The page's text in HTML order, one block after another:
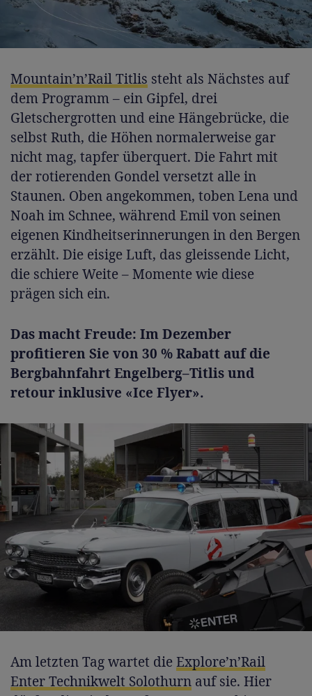
Mountain’n’Rail Titlis steht als Nächstes auf
dem Programm – ein Gipfel, drei
Gletschergrotten und eine Hängebrücke, die
selbst Ruth, die Höhen normalerweise gar
nicht mag, tapfer überquert. Die Fahrt mit
der rotierenden Gondel versetzt alle in
Staunen. Oben angekommen, toben Lena und
Noah im Schnee, während Emil von seinen
eigenen Kindheitserinnerungen in den Bergen
erzählt. Die eisige Luft, das gleissende Licht,
die schiere Weite – Momente wie diese
prägen sich ein.
Das macht Freude: Im Dezember
profitieren Sie von 30 % Rabatt auf die
Bergbahnfahrt Engelberg–Titlis und
retour inklusive «Ice Flyer».
Am letzten Tag wartet dieExplore’n’Rail
Enter Technikwelt Solothurn auf sie. Hier